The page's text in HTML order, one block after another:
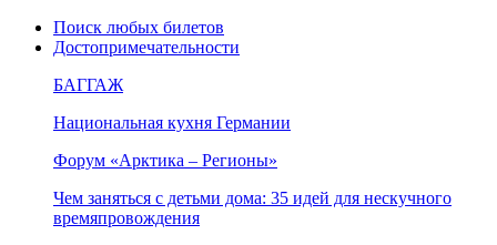
Поиск любых билетов
Достопримечательности
БАГГАЖ
Национальная кухня Германии
Форум «Арктика – Регионы»
Чем заняться с детьми дома: 35 идей для нескучного
времяпровождения